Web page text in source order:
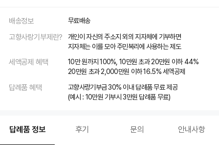
배송정보 무료배송
고향사랑기부제란?
개인이 자신의 주소지 외의 지자체에 기부하면
지자체는 이를 모아 주민복리에 사용하는 제도
세액공제 혜택
10만 원까지 100%, 10만원 초과 20만원 이하 44%
20만원 초과 2,000만원 이하 16.5% 세액공제
답례품 혜택
고향사랑기부금 30% 이내 답례품 무료 제공
(예시 : 10만원 기부시 3만원 답례품 무료)
답례품 정보 후기 문의 안내사항